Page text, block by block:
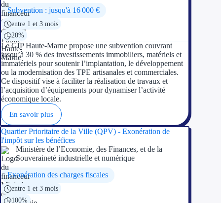
Subvention : jusqu'à 16 000 €
entre 1 et 3 mois
20%
Le GIP Haute-Marne propose une subvention couvrant
jusqu’à 30 % des investissements immobiliers, matériels et
immatériels pour soutenir l’implantation, le développement
ou la modernisation des TPE artisanales et commerciales.
Ce dispositif vise à faciliter la réalisation de travaux et
l’acquisition d’équipements pour dynamiser l’activité
économique locale.
En savoir plus
Quartier Prioritaire de la Ville (QPV) - Exonération de
l'impôt sur les bénéfices
Ministère de l’Economie, des Finances, et de la
Souveraineté industrielle et numérique
Exonération des charges fiscales
entre 1 et 3 mois
100%